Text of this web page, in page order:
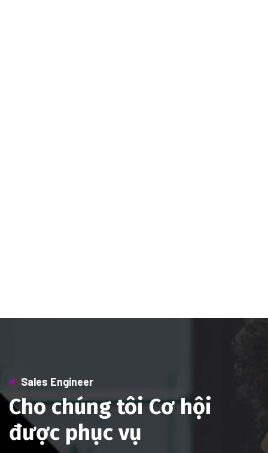
Sales Engineer
Cho chúng tôi Cơ hội
được phục vụ